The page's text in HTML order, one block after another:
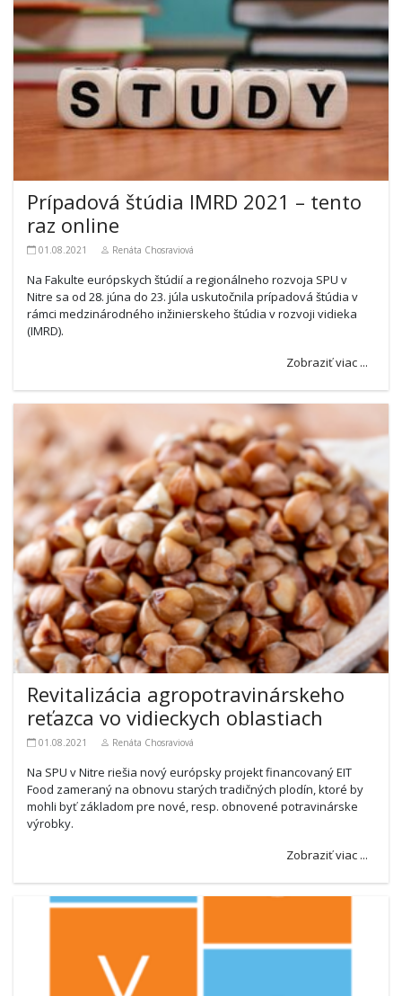
Prípadová štúdia IMRD 2021 – tento
raz online
01.08.2021 Renáta Chosraviová
Na Fakulte európskych štúdií a regionálneho rozvoja SPU v
Nitre sa od 28. júna do 23. júla uskutočnila prípadová štúdia v
rámci medzinárodného inžinierskeho štúdia v rozvoji vidieka
(IMRD).
Zobraziť viac ...
Revitalizácia agropotravinárskeho
reťazca vo vidieckych oblastiach
01.08.2021 Renáta Chosraviová
Na SPU v Nitre riešia nový európsky projekt financovaný EIT
Food zameraný na obnovu starých tradičných plodín, ktoré by
mohli byť základom pre nové, resp. obnovené potravinárske
výrobky.
Zobraziť viac ...